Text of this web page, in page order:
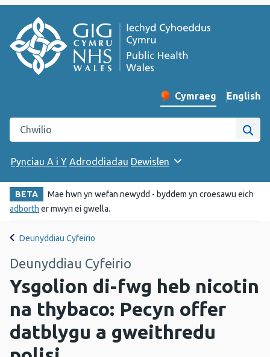
Newid iaith y wefan
Cymraeg English
–
Chwilio gwefan Iechyd Cyhoeddus Cymru
Pynciau A i Y Adroddiadau Dewislen
BETA
Mae hwn yn wefan newydd - byddem yn croesawu eich
adborth er mwyn ei gwella.
Deunyddiau Cyfeirio
Deunyddiau Cyfeirio
Ysgolion di-fwg heb nicotin
na thybaco: Pecyn offer
datblygu a gweithredu